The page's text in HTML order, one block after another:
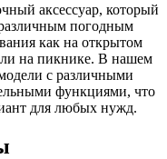
аксессуар, который
погодным
как на открытом
на пикнике. В нашем
с различными
функциями, что
для любых нужд.